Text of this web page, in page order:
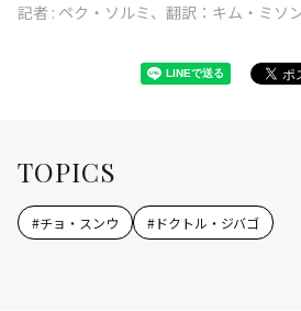
記者 : ペク・ソルミ、翻訳：キム・ミソ
TOPICS
#チョ・スンウ #ドクトル・ジバゴ